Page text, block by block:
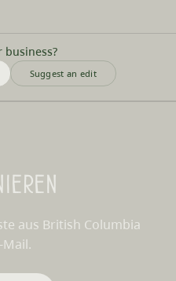
business?
Suggest an edit
aus British Columbia
Mail.